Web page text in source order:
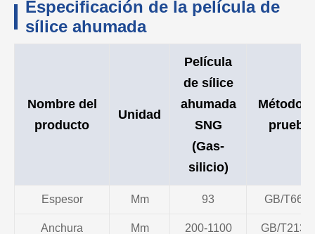
Especificación de la película de
sílice ahumada
Nombre del
producto
Unidad
Película
de sílice
ahumada
SNG
(Gas-
silicio)
Método
prueba
Espesor Μm 93 GB/T6672
Anchura Mm 200-1100 GB/